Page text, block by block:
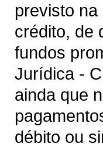
previsto
crédito, de
fundos
Jurídica -
ainda que
débito ou